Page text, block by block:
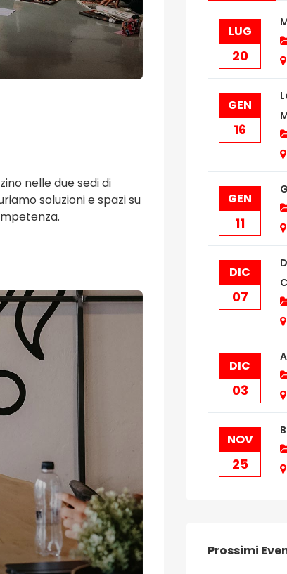
nelle due sedi di
soluzioni e spazi su
LUG
20
GEN
16
GEN
11
DIC
07
DIC
03
NOV
25
Prossimi